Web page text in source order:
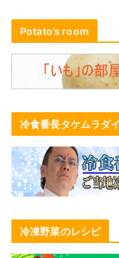
Potato’s room
冷食番長タケムラ
冷凍野菜のレシピ